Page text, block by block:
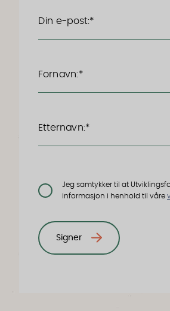
Din e-post:*
Fornavn:*
Etternavn:*
Jeg samtykker til at
informasjon i henhold til våre
Signer